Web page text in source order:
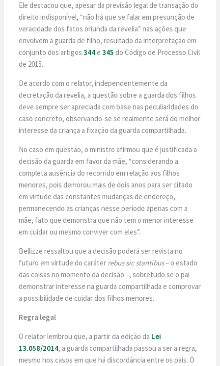
Ele destacou que, apesar da previsão legal de transação do
direito indisponível, “não há que se falar em presunção de
veracidade dos fatos oriunda da revelia” nas ações que
envolvem a guarda de filho, resultado da interpretação em
conjunto dos artigos344 e345 do Código de Processo Civil
de 2015.
De acordo com o relator, independentemente da
decretação da revelia, a questão sobre a guarda dos filhos
deve sempre ser apreciada com base nas peculiaridades do
caso concreto, observando-se se realmente será do melhor
interesse da criança a fixação da guarda compartilhada.
No caso em questão, o ministro afirmou que é justificada a
decisão da guarda em favor da mãe, “considerando a
completa ausência do recorrido em relação aos filhos
menores, pois demorou mais de dois anos para ser citado
em virtude das constantes mudanças de endereço,
permanecendo as crianças nesse período apenas com a
mãe, fato que demonstra que não tem o menor interesse
em cuidar ou mesmo conviver com eles”.
Bellizze ressaltou que a decisão poderá ser revista no
futuro em virtude do caráter rebus sic stantibus– o estado
das coisas no momento da decisão –, sobretudo se o pai
demonstrar interesse na guarda compartilhada e comprovar
a possibilidade de cuidar dos filhos menores.
Regra legal
O relator lembrou que, a partir da edição da Lei
13.058/2014, a guarda compartilhada passou a ser a regra,
mesmo nos casos em que há discordância entre os pais. O